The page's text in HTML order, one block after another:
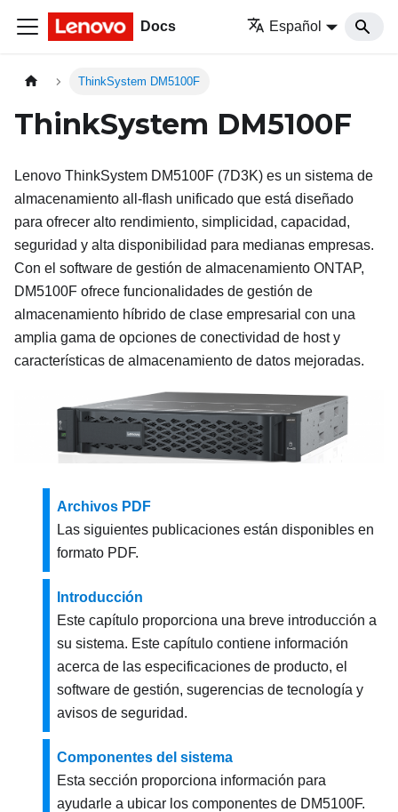
Docs Español
ThinkSystem DM5100F
ThinkSystem DM5100F
Lenovo ThinkSystem DM5100F (7D3K) es un sistema de
almacenamiento all-flash unificado que está diseñado
para ofrecer alto rendimiento, simplicidad, capacidad,
seguridad y alta disponibilidad para medianas empresas.
Con el software de gestión de almacenamiento ONTAP,
DM5100F ofrece funcionalidades de gestión de
almacenamiento híbrido de clase empresarial con una
amplia gama de opciones de conectividad de host y
características de almacenamiento de datos mejoradas.
Archivos PDF
Las siguientes publicaciones están disponibles en
formato PDF.
Introducción
Este capítulo proporciona una breve introducción a
su sistema. Este capítulo contiene información
acerca de las especificaciones de producto, el
software de gestión, sugerencias de tecnología y
avisos de seguridad.
Componentes del sistema
Esta sección proporciona información para
ayudarle a ubicar los componentes de DM5100F.